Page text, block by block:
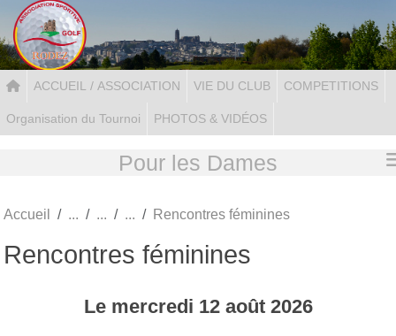
ACCUEIL / ASSOCIATION VIE DU CLUB COMPETITIONS
Organisation du Tournoi PHOTOS & VIDÉOS
Pour les Dames
Accueil Rencontres féminines
Rencontres féminines
Le mercredi 12 août 2026
Panneau de gestion des cookies